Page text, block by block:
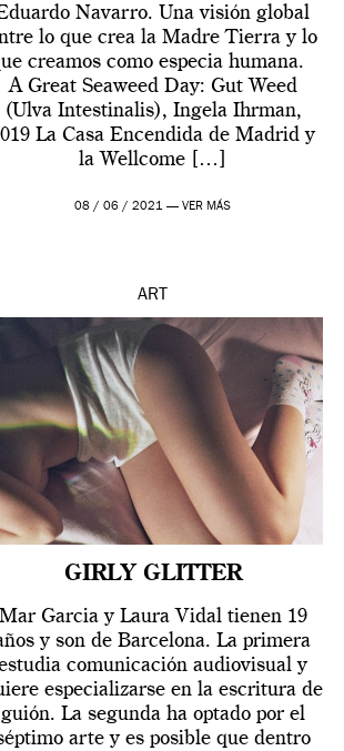
Navarro. Una visión global
lo que crea la Madre Tierra y lo
creamos como especia humana.
A Great Seaweed Day: Gut Weed
(Ulva Intestinalis), Ingela Ihrman,
La Casa Encendida de Madrid y
la Wellcome […]
08 / 06 / 2021 —VER MÁS
ART
GIRLY GLITTER
Mar Garcia y Laura Vidal tienen 19
y son de Barcelona. La primera
comunicación audiovisual y
especializarse en la escritura de
guión. La segunda ha optado por el
arte y es posible que dentro